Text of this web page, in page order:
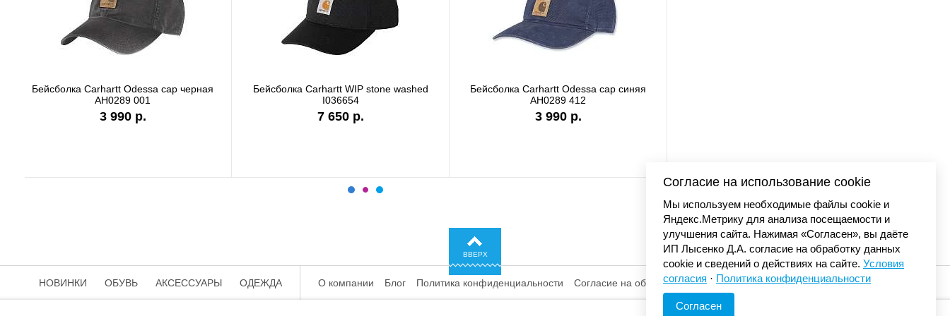
Бейсболка Carhartt Odessa cap серая
AH0289 APH
Бейсболка Carhartt WIP I028876 black
Бейсболка Carhartt DUNMORE BALL с
сеткой черный 101195 001
ВВЕРХ
© «Элемент». 2013-2026 Все права защищены.
НОВИНКИ ОБУВЬ АКСЕССУАРЫ ОДЕЖДА О компании Блог Политика конфиденциальности Согласие на обработку
Согласие на использование cookie
Мы используем необходимые файлы cookie и
Яндекс.Метрику для анализа посещаемости и
улучшения сайта. Нажимая «Согласен», вы даёте
ИП Лысенко Д.А. согласие на обработку данных
cookie и сведений о действиях на сайте. Условия
согласия · Политика конфиденциальности
Согласен